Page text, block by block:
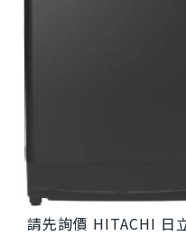
請先詢價 HITACHI 日